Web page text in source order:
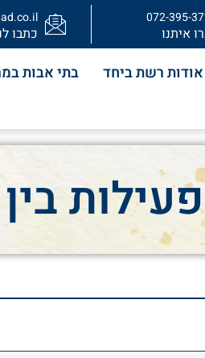
072-395-
איתנו כתבו
אודות רשת ביחד בתי אבות
פעילות